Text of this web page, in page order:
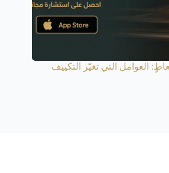
العوامل التي تغيّر التكييف